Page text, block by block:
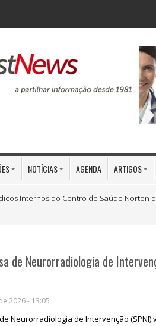
NOTÍCIAS AGENDA ARTIGOS
Internos do Centro de Saúde Norton
de Neurorradiologia de
2026 - 13:05
Neurorradiologia de Intervenção